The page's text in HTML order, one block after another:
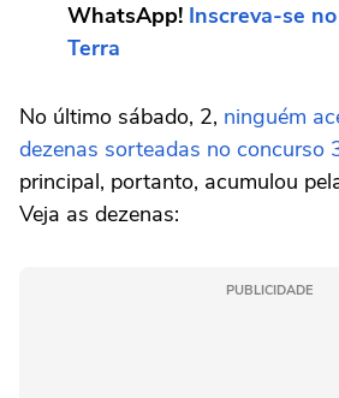
WhatsApp! Inscreva-se
Terra
No último sábado, 2, ninguém
dezenas sorteadas no concurso
principal, portanto, acumulou
Veja as dezenas:
PUBLICIDADE